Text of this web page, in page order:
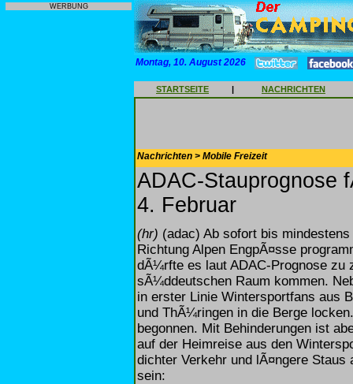
WERBUNG
Montag, 10. August 2026
STARTSEITE | NACHRICHTEN
Nachrichten > Mobile Freizeit
ADAC-Stauprognose
4. Februar
(hr) (adac) Ab sofort bis
Richtung Alpen EngpÃ¤sse
dÃ¼rfte es laut ADAC-Prognose zu
sÃ¼ddeutschen Raum kommen.
in erster Linie Wintersportfans aus
und ThÃ¼ringen in die Berge
begonnen. Mit Behinderungen ist
auf der Heimreise aus den
dichter Verkehr und lÃ¤ngere Staus
sein: